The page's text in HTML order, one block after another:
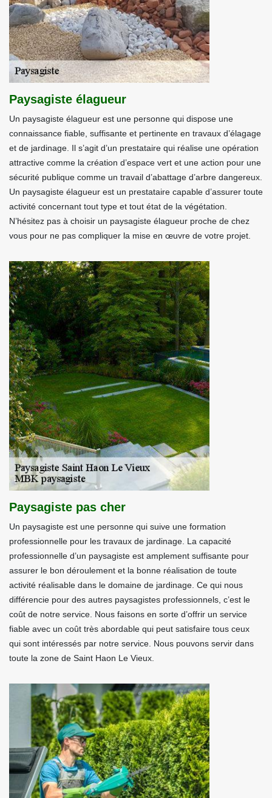
Paysagiste élagueur
Un paysagiste élagueur est une personne qui dispose une
connaissance fiable, suffisante et pertinente en travaux d’élagage
et de jardinage. Il s’agit d’un prestataire qui réalise une opération
attractive comme la création d’espace vert et une action pour une
sécurité publique comme un travail d’abattage d’arbre dangereux.
Un paysagiste élagueur est un prestataire capable d’assurer toute
activité concernant tout type et tout état de la végétation.
N’hésitez pas à choisir un paysagiste élagueur proche de chez
vous pour ne pas compliquer la mise en œuvre de votre projet.
Paysagiste pas cher
Un paysagiste est une personne qui suive une formation
professionnelle pour les travaux de jardinage. La capacité
professionnelle d’un paysagiste est amplement suffisante pour
assurer le bon déroulement et la bonne réalisation de toute
activité réalisable dans le domaine de jardinage. Ce qui nous
différencie pour des autres paysagistes professionnels, c’est le
coût de notre service. Nous faisons en sorte d’offrir un service
fiable avec un coût très abordable qui peut satisfaire tous ceux
qui sont intéressés par notre service. Nous pouvons servir dans
toute la zone de Saint Haon Le Vieux.